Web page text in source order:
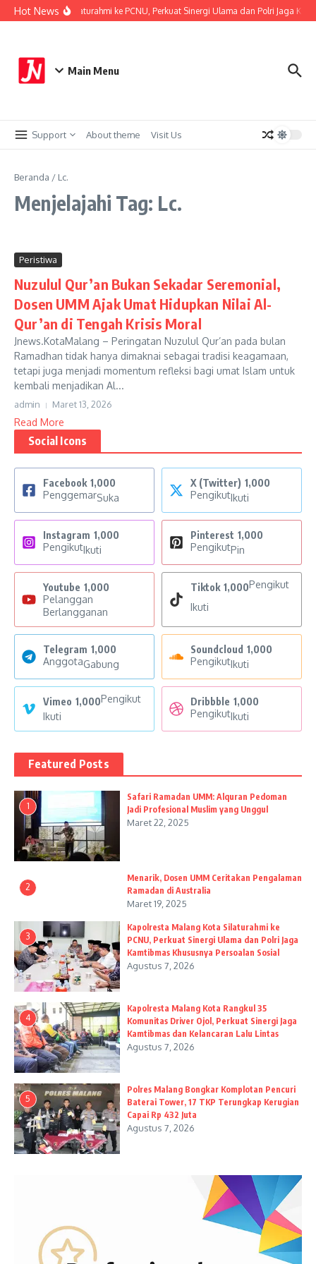
Lewati ke konten
Hot News
Malang Kota Silaturahmi ke PCNU, Perkuat Sinergi Ulama dan Polri Jaga
Main Menu
Support About theme Visit Us
Beranda / Lc.
Menjelajahi Tag: Lc.
Peristiwa
Nuzulul Qur’an Bukan Sekadar Seremonial,
Dosen UMM Ajak Umat Hidupkan Nilai Al-
Qur’an di Tengah Krisis Moral
Jnews.KotaMalang – Peringatan Nuzulul Qur’an pada bulan
Ramadhan tidak hanya dimaknai sebagai tradisi keagamaan,
tetapi juga menjadi momentum refleksi bagi umat Islam untuk
kembali menjadikan Al...
admin Maret 13, 2026
Read More
Social Icons
Facebook 1,000
PenggemarSuka
X (Twitter) 1,000
PengikutIkuti
Instagram 1,000
PengikutIkuti
Pinterest 1,000
PengikutPin
Youtube 1,000
Pelanggan
Berlangganan
Tiktok 1,000Pengikut
Ikuti
Telegram 1,000
AnggotaGabung
Soundcloud 1,000
PengikutIkuti
Vimeo 1,000Pengikut
Ikuti
Dribbble 1,000
PengikutIkuti
Featured Posts
1
Safari Ramadan UMM: Alquran Pedoman
Jadi Profesional Muslim yang Unggul
Maret 22, 2025
2
Menarik, Dosen UMM Ceritakan Pengalaman
Ramadan di Australia
Maret 19, 2025
3
Kapolresta Malang Kota Silaturahmi ke
PCNU, Perkuat Sinergi Ulama dan Polri Jaga
Kamtibmas Khususnya Persoalan Sosial
Agustus 7, 2026
4
Kapolresta Malang Kota Rangkul 35
Komunitas Driver Ojol, Perkuat Sinergi Jaga
Kamtibmas dan Kelancaran Lalu Lintas
Agustus 7, 2026
5
Polres Malang Bongkar Komplotan Pencuri
Baterai Tower, 17 TKP Terungkap Kerugian
Capai Rp 432 Juta
Agustus 7, 2026